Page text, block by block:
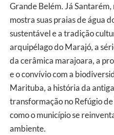
Grande Belém. Já
mostra suas praias de água
sustentável e a tradição
arquipélago do Marajó, a
da cerâmica marajoara, a
e o convívio com a
Marituba, a história da
transformação no Refúgio
como o município se
ambiente.